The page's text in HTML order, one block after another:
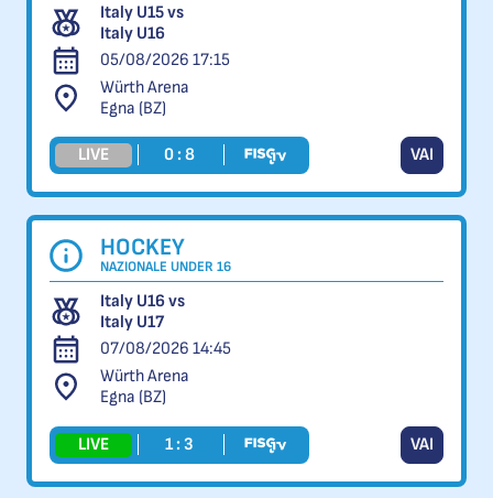
Italy U15 vs
Italy U16
05/08/2026 17:15
Würth Arena
Egna (BZ)
LIVE 0 : 8 VAI
HOCKEY
NAZIONALE UNDER 16
Italy U16 vs
Italy U17
07/08/2026 14:45
Würth Arena
Egna (BZ)
LIVE 1 : 3 VAI